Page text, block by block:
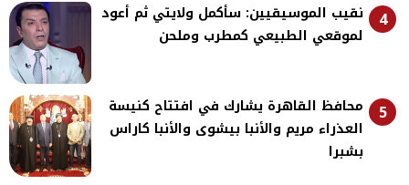
4
نقيب الموسيقيين: سأكمل ولايتي ثم أعود
لموقعي الطبيعي كمطرب وملحن
5
محافظ القاهرة يشارك في افتتاح كنيسة
العذراء مريم والأنبا بيشوى والأنبا كاراس
بشبرا